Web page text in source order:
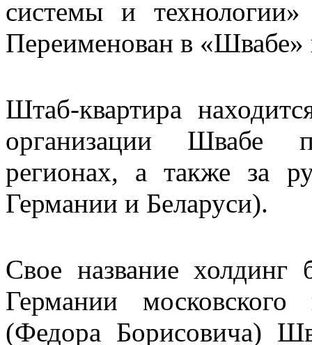
системы и
Переименован в «Швабе»
Штаб-квартира
организации Швабе
регионах, а также за
Германии и Беларуси).
Свое название
Германии
(Федора Борисовича)